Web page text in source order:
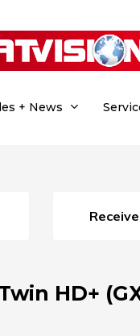
+ News
HD+